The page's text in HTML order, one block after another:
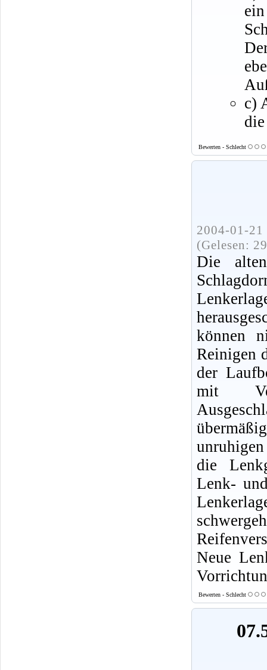
c)
Bewerten - Schlecht
2004-01-
(Gelesen:
Die
können
Reinigen
der
mit
die
Lenk-
Neue
Bewerten - Schlecht